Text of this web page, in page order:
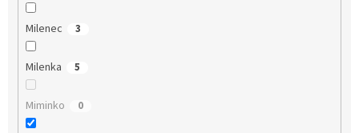
Milenec 3
Milenka 5
Miminko 0